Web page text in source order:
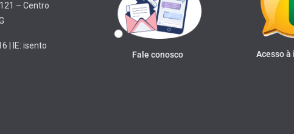
– Centro
| IE: isento
Fale conosco Acesso